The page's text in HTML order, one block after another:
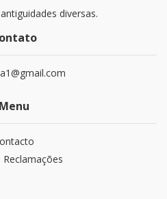
diversas.
Menu
Reclamações